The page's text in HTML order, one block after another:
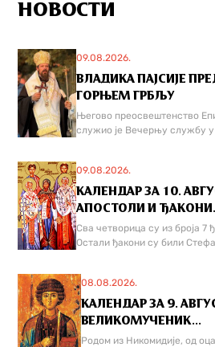
НОВОСТИ
09.08.2026.
ВЛАДИКА ПАЈСИЈЕ
ГОРЊЕМ ГРБЉУ
Његово преосвештенство
служио је Вечерњу службу у
09.08.2026.
КАЛЕНДАР ЗА 10.
АПОСТОЛИ И
Сва четворица су из броја 7
Остали ђакони су били
08.08.2026.
КАЛЕНДАР ЗА 9.
ВЕЛИКОМУЧЕНИК...
Родом из Никомидије, од